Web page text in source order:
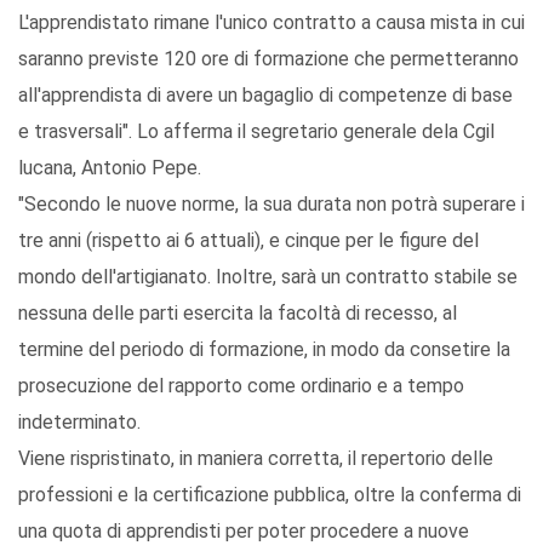
L'apprendistato rimane l'unico contratto a causa mista in cui
saranno previste 120 ore di formazione che permetteranno
all'apprendista di avere un bagaglio di competenze di base
e trasversali". Lo afferma il segretario generale dela Cgil
lucana, Antonio Pepe.
"Secondo le nuove norme, la sua durata non potrà superare i
tre anni (rispetto ai 6 attuali), e cinque per le figure del
mondo dell'artigianato. Inoltre, sarà un contratto stabile se
nessuna delle parti esercita la facoltà di recesso, al
termine del periodo di formazione, in modo da consetire la
prosecuzione del rapporto come ordinario e a tempo
indeterminato.
Viene rispristinato, in maniera corretta, il repertorio delle
professioni e la certificazione pubblica, oltre la conferma di
una quota di apprendisti per poter procedere a nuove